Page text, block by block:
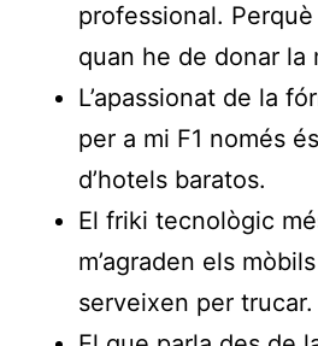
professional.
quan he de donar la
L’apassionat de la
per a mi F1 només
d’hotels baratos.
El friki tecnològic
m’agraden els
serveixen per trucar.